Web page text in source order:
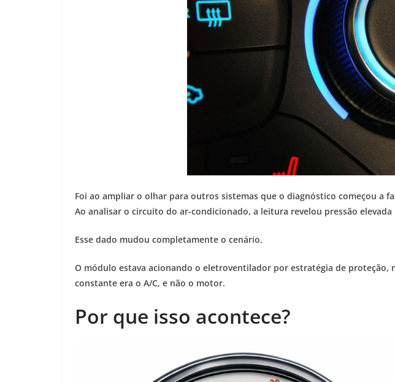
Foi ao ampliar o olhar para outros sistemas que o diagnóstico começou a
Ao analisar o circuito do ar-condicionado, a leitura revelou pressão elevada
Esse dado mudou completamente o cenário.
O módulo estava acionando o eletroventilador por estratégia de
constante era o A/C, e não o motor.
Por que isso acontece?